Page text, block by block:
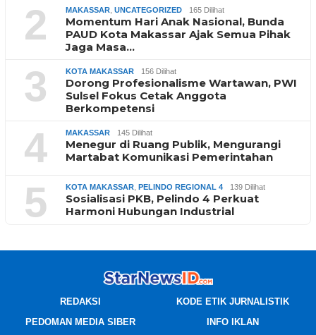
2 MAKASSAR UNCATEGORIZED 165 Dilihat
Momentum Hari Anak Nasional, Bunda
PAUD Kota Makassar Ajak Semua Pihak
Jaga Masa…
3 KOTA MAKASSAR 156 Dilihat
Dorong Profesionalisme Wartawan, PWI
Sulsel Fokus Cetak Anggota
Berkompetensi
4 MAKASSAR 145 Dilihat
Menegur di Ruang Publik, Mengurangi
Martabat Komunikasi Pemerintahan
5 KOTA MAKASSAR PELINDO REGIONAL 4 139 Dilihat
Sosialisasi PKB, Pelindo 4 Perkuat
Harmoni Hubungan Industrial
REDAKSI
KODE ETIK JURNALISTIK
PEDOMAN MEDIA SIBER
INFO IKLAN